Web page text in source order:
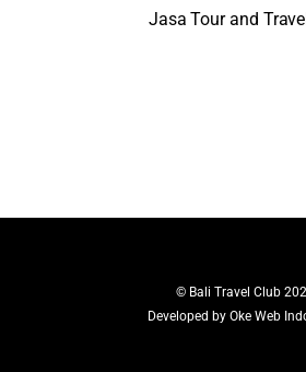
Jasa Tour and
© Bali Travel Club
Developed by Oke Web